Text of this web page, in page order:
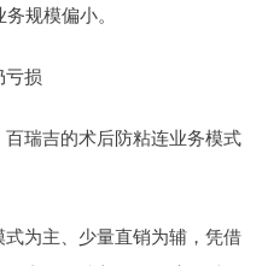
规模偏小。
损
瑞吉的术后防粘连业务模式
为主、少量直销为辅，凭借